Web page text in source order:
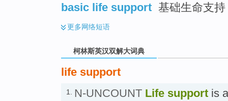
basic life support 基础生命支
更多网络短语
柯林斯英汉双解大词典
life support
1. N-UNCOUNT Life support is